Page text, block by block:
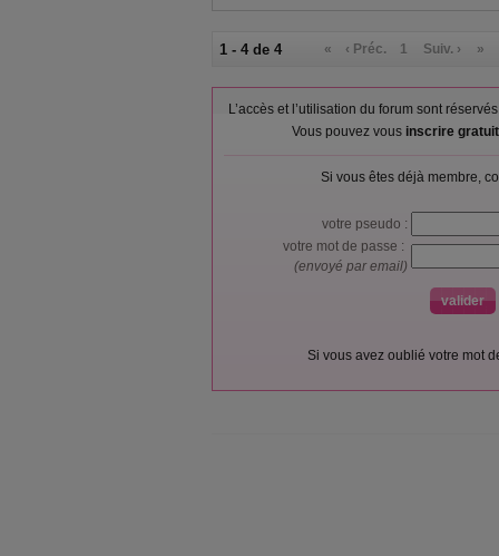
1 - 4 de 4 « ‹ Préc. 1 Suiv. › »
L’accès et l’utilisation du forum sont
Vous pouvez vous inscrire
Si vous êtes déjà membre,
votre pseudo :
votre mot de passe :
(envoyé par email)
Si vous avez oublié votre mot